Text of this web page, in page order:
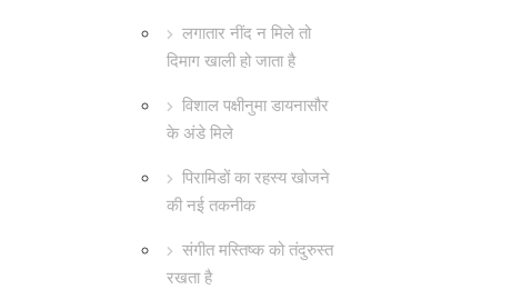
लगातार नींद न मिले तो
दिमाग खाली हो जाता है
विशाल पक्षीनुमा डायनासौर
के अंडे मिले
पिरामिडों का रहस्य खोजने
की नई तकनीक
संगीत मस्तिष्क को तंदुरुस्त
रखता है